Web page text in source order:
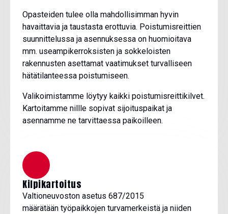
Opasteiden tulee olla mahdollisimman hyvin
havaittavia ja taustasta erottuvia. Poistumisreittien
suunnittelussa ja asennuksessa on huomioitava
mm. useampikerroksisten ja sokkeloisten
rakennusten asettamat vaatimukset turvalliseen
hätätilanteessa poistumiseen.
Valikoimistamme löytyy kaikki poistumisreittikilvet.
Kartoitamme nillle sopivat sijoituspaikat ja
asennamme ne tarvittaessa paikoilleen.
Kilpikartoitus
Valtioneuvoston asetus 687/2015
määrätään työpaikkojen turvamerkeistä ja niiden